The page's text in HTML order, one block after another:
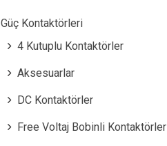
Güç Kontaktörleri
4 Kutuplu Kontaktörler
Aksesuarlar
DC Kontaktörler
Free Voltaj Bobinli Kontaktörler